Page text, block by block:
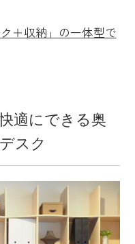
＋収納」の一体型で
適にできる奥
スク